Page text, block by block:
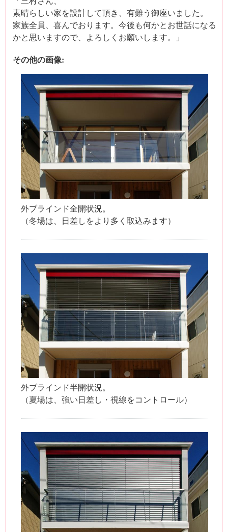
素晴らしい家を設計して頂き、有難う御座いました。
家族全員、喜んでおります。今後も何かとお世話になる
かと思いますので、よろしくお願いします。」
その他の画像:
外ブラインド全開状況。
（冬場は、日差しをより多く取込みます）
外ブラインド半開状況。
（夏場は、強い日差し・視線をコントロール）